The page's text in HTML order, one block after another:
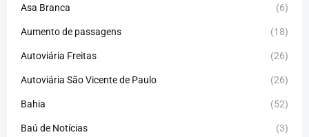
Asa Branca (6)
Aumento de passagens (18)
Autoviária Freitas (26)
Autoviária São Vicente de Paulo (26)
Bahia (52)
Baú de Notícias (3)